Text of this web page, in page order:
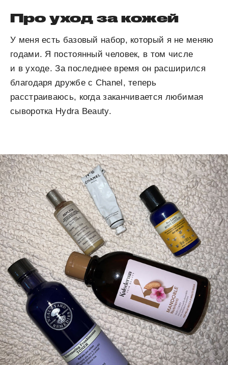
Про уход за кожей
У меня есть базовый набор, который я не меняю
годами. Я постоянный человек, в том числе
и в уходе. За последнее время он расширился
благодаря дружбе с Chanel, теперь
расстраиваюсь, когда заканчивается любимая
сыворотка Hydra Beauty.